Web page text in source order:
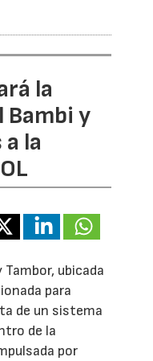
la
y
la
ubicada
para
de un sistema
de la
por